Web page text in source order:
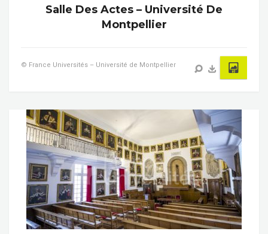
Salle Des Actes – Université De
Montpellier
© France Universités – Université de Montpellier